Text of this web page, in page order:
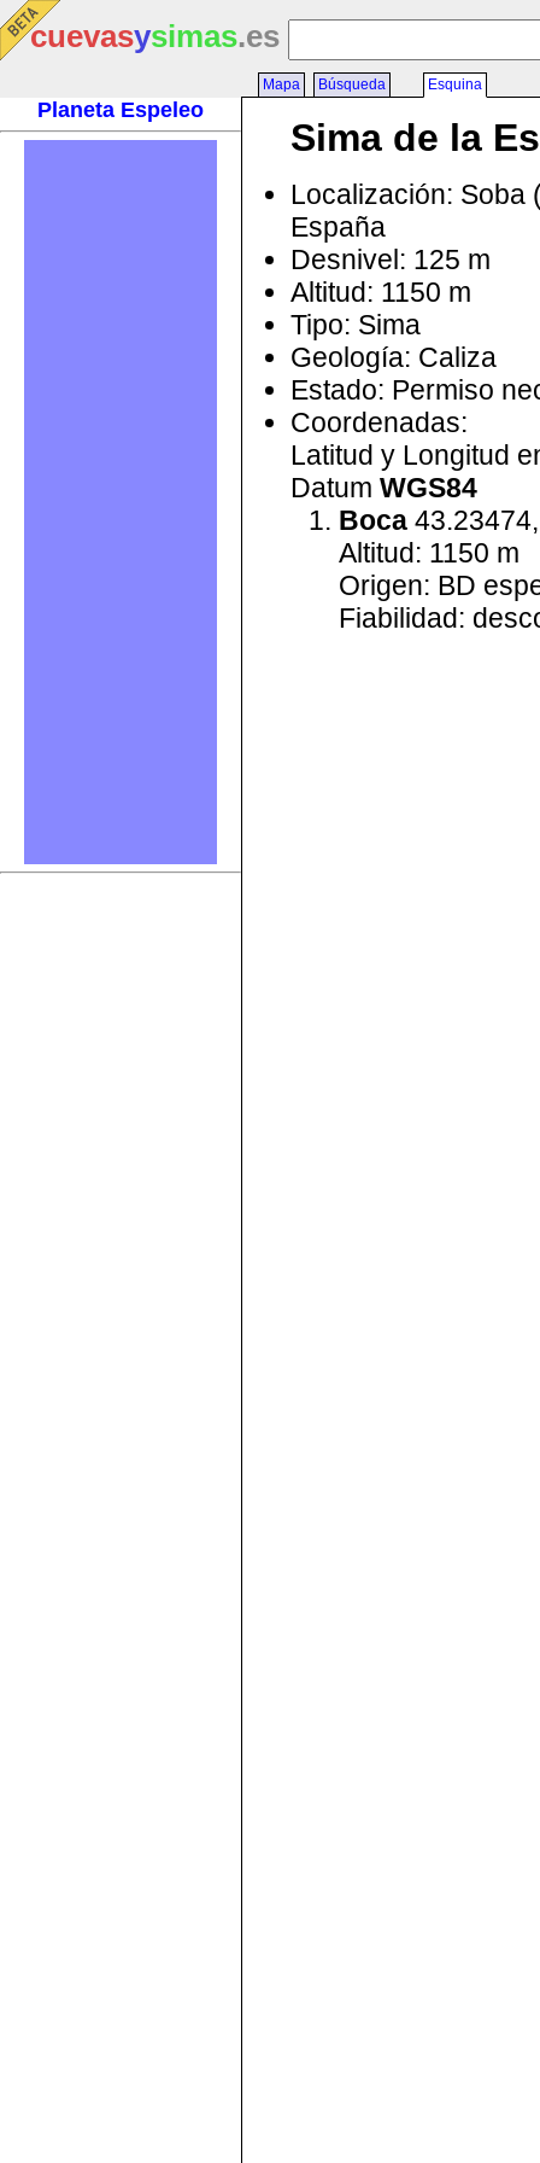
cuevasysimas.es
Planeta Espeleo
Mapa Búsqueda Esquina
Sima de la
Localización: Soba
España
Desnivel: 125 m
Altitud: 1150 m
Tipo: Sima
Geología: Caliza
Estado: Permiso
Coordenadas:
Latitud y Longitud
Datum WGS84
Boca
Altitud: 1150 m
Origen: BD
Fiabilidad: